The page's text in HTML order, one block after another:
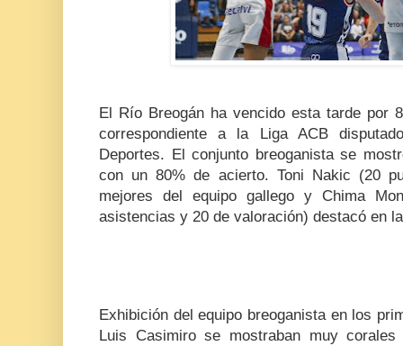
El Río Breogán ha vencido esta tarde por
correspondiente a la Liga ACB
Deportes. El conjunto breoganista se
con un 80% de acierto. Toni Nakic (20
mejores del equipo gallego y Chima
asistencias y 20 de valoración) destacó en
Exhibición del equipo breoganista en los
Luis Casimiro se mostraban muy